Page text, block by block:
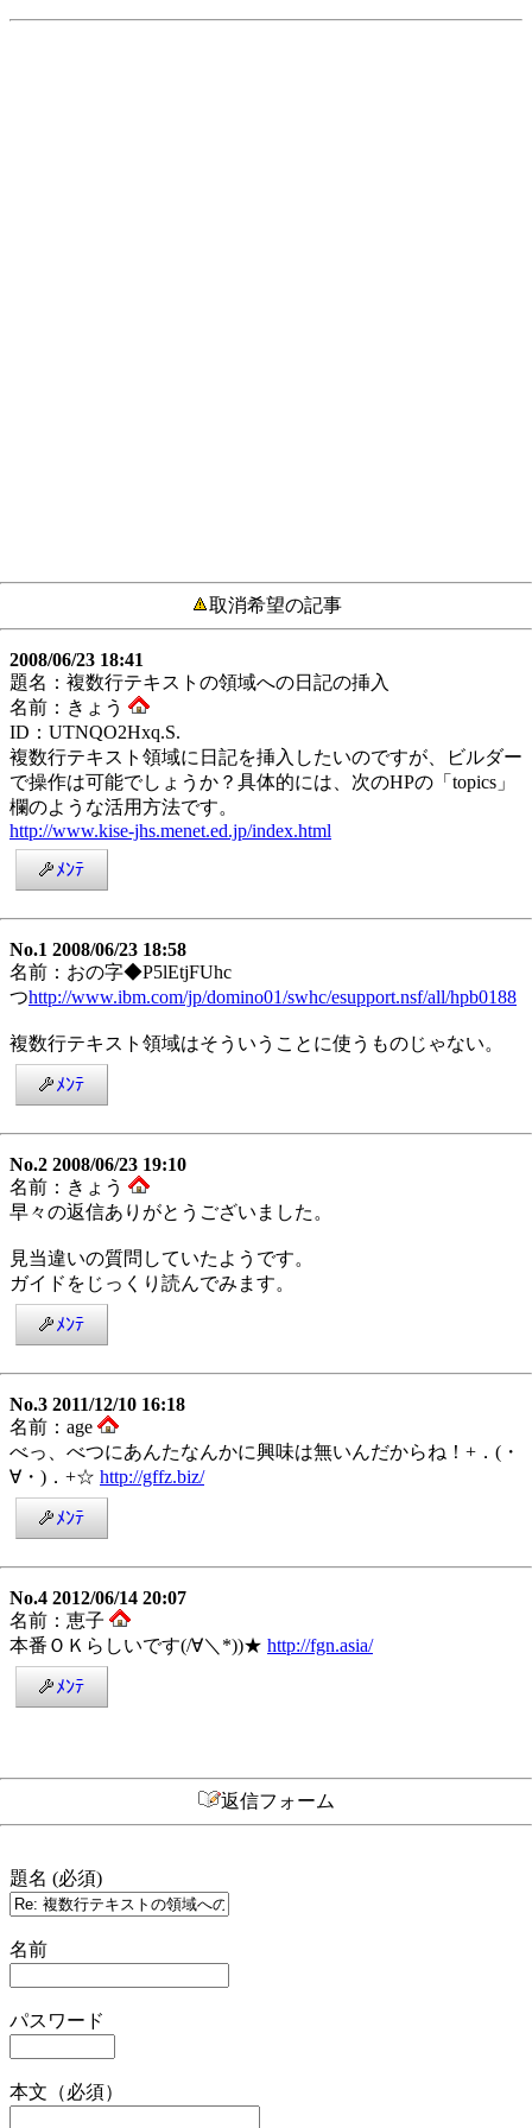
取消希望の記事
2008/06/23 18:41
題名：複数行テキストの領域への日記の挿入
名前：きょう
ID：UTNQO2Hxq.S.
複数行テキスト領域に日記を挿入したいのですが、ビルダー
で操作は可能でしょうか？具体的には、次のHPの「topics」
欄のような活用方法です。
http://www.kise-jhs.menet.ed.jp/index.html
ﾒﾝﾃ
No.1 2008/06/23 18:58
名前：おの字◆P5lEtjFUhc
つhttp://www.ibm.com/jp/domino01/swhc/esupport.nsf/all/hpb0188
複数行テキスト領域はそういうことに使うものじゃない。
ﾒﾝﾃ
No.2 2008/06/23 19:10
名前：きょう
早々の返信ありがとうございました。
見当違いの質問していたようです。
ガイドをじっくり読んでみます。
ﾒﾝﾃ
No.3 2011/12/10 16:18
名前：age
べっ、べつにあんたなんかに興味は無いんだからね！+．(・
∀・)．+☆ http://gffz.biz/
ﾒﾝﾃ
No.4 2012/06/14 20:07
名前：恵子
本番ＯＫらしいです(/∀＼*))★ http://fgn.asia/
ﾒﾝﾃ
返信フォーム
題名 (必須)
名前
パスワード
本文（必須）